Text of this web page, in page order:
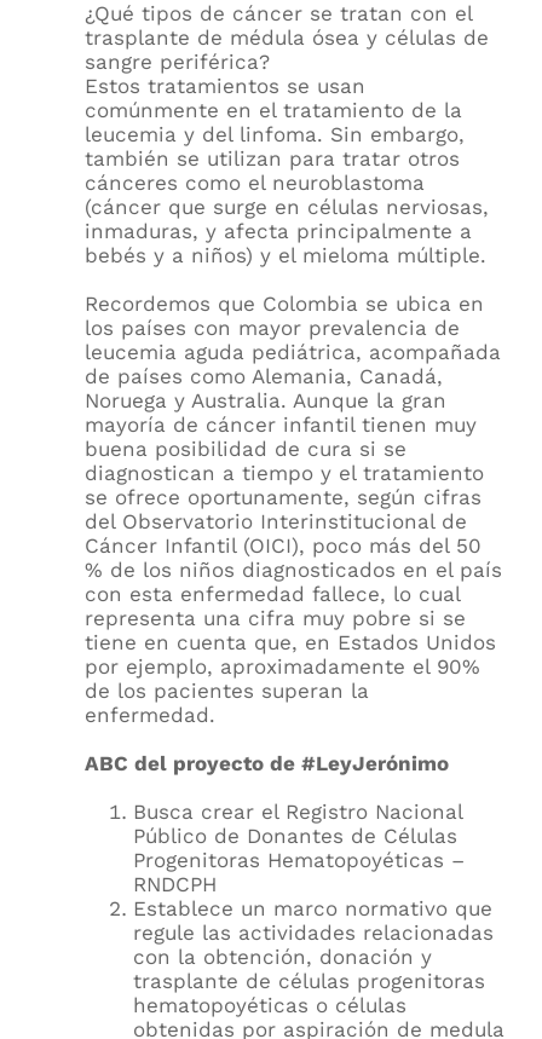
¿Qué tipos de cáncer se tratan con el
trasplante de médula ósea y células de
sangre periférica?
Estos tratamientos se usan
comúnmente en el tratamiento de la
leucemia y del linfoma. Sin embargo,
también se utilizan para tratar otros
cánceres como el neuroblastoma
(cáncer que surge en células nerviosas,
inmaduras, y afecta principalmente a
bebés y a niños) y el mieloma múltiple.
Recordemos que Colombia se ubica en
los países con mayor prevalencia de
leucemia aguda pediátrica, acompañada
de países como Alemania, Canadá,
Noruega y Australia. Aunque la gran
mayoría de cáncer infantil tienen muy
buena posibilidad de cura si se
diagnostican a tiempo y el tratamiento
se ofrece oportunamente, según cifras
del Observatorio Interinstitucional de
Cáncer Infantil (OICI), poco más del 50
% de los niños diagnosticados en el país
con esta enfermedad fallece, lo cual
representa una cifra muy pobre si se
tiene en cuenta que, en Estados Unidos
por ejemplo, aproximadamente el 90%
de los pacientes superan la
enfermedad.
ABC del proyecto de #LeyJerónimo
Busca crear el Registro Nacional
Público de Donantes de Células
Progenitoras Hematopoyéticas –
RNDCPH
Establece un marco normativo que
regule las actividades relacionadas
con la obtención, donación y
trasplante de células progenitoras
hematopoyéticas o células
obtenidas por aspiración de medula